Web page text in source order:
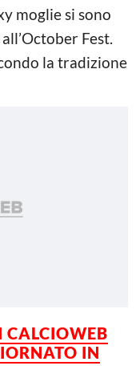
moglie si sono
Fest.
la tradizione
CALCIOWEB
IN